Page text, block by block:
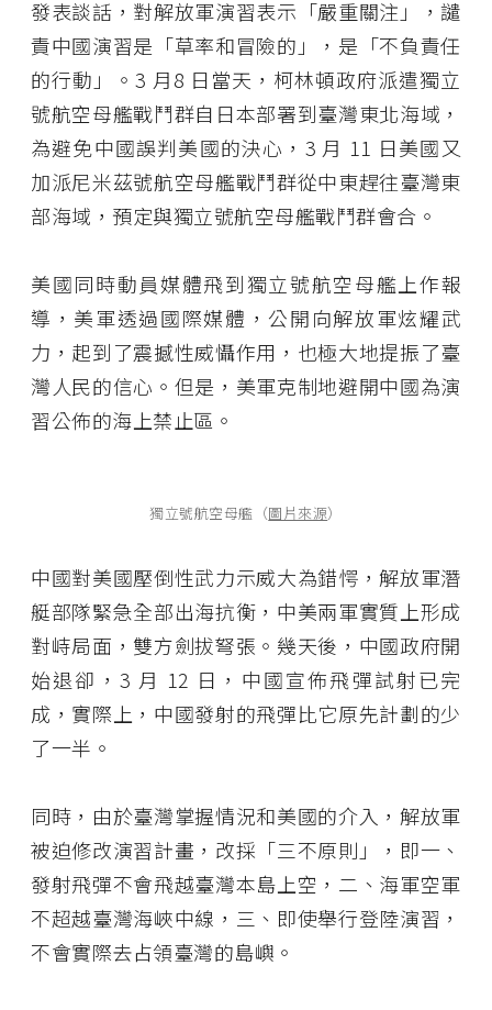
發表談話，對解放軍演習表示「嚴重關注」，譴
責中國演習是「草率和冒險的」，是「不負責任
的行動」。3 月8 日當天，柯林頓政府派遣獨立
號航空母艦戰鬥群自日本部署到臺灣東北海域，
為避免中國誤判美國的決心，3 月 11 日美國又
加派尼米茲號航空母艦戰鬥群從中東趕往臺灣東
部海域，預定與獨立號航空母艦戰鬥群會合。
美國同時動員媒體飛到獨立號航空母艦上作報
導，美軍透過國際媒體，公開向解放軍炫耀武
力，起到了震撼性威懾作用，也極大地提振了臺
灣人民的信心。但是，美軍克制地避開中國為演
習公佈的海上禁止區。
獨立號航空母艦（圖片來源）
中國對美國壓倒性武力示威大為錯愕，解放軍潛
艇部隊緊急全部出海抗衡，中美兩軍實質上形成
對峙局面，雙方劍拔弩張。幾天後，中國政府開
始退卻，3 月 12 日，中國宣佈飛彈試射已完
成，實際上，中國發射的飛彈比它原先計劃的少
了一半。
同時，由於臺灣掌握情況和美國的介入，解放軍
被迫修改演習計畫，改採「三不原則」，即一、
發射飛彈不會飛越臺灣本島上空，二、海軍空軍
不超越臺灣海峽中線，三、即使舉行登陸演習，
不會實際去占領臺灣的島嶼。